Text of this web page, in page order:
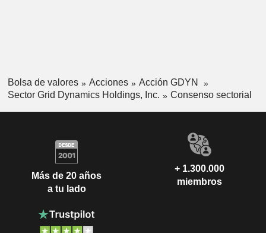
Bolsa de valores Acciones
Acción GDYN
Sector Grid Dynamics Holdings, Inc.
Consenso sectorial
Más de 20 años
a tu lado
+ 1.300.000
miembros